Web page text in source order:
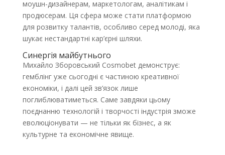
моушн-дизайнерам, маркетологам, аналітикам і
продюсерам. Ця сфера може стати платформою
для розвитку талантів, особливо серед молоді, яка
шукає нестандартні кар’єрні шляхи.
Синергія майбутнього
Михайло Зборовський Cosmobet демонструє:
гемблінг уже сьогодні є частиною креативної
економіки, і далі цей зв’язок лише
поглиблюватиметься. Саме завдяки цьому
поєднанню технологій і творчості індустрія зможе
еволюціонувати — не тільки як бізнес, а як
культурне та економічне явище.